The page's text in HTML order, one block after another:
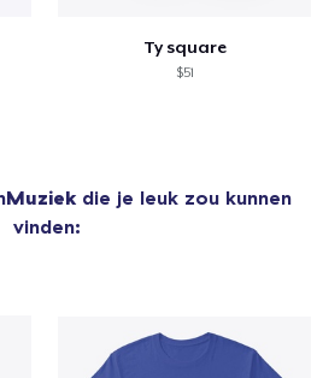
Ty square
$51
Muziekdie je leuk zou kunnen
vinden: